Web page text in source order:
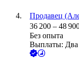
Продавец
36 200 – 48
Без опыта
Выплаты: Два